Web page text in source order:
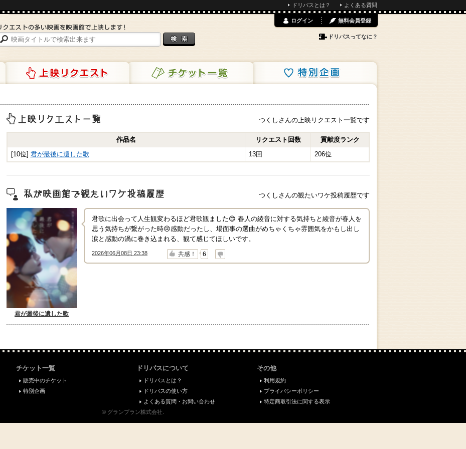
ドリパスとは？ よくある質問
上映リクエスト チケット一覧 特別企画
ログイン 無料会員登録
ドリパスってなに？
上映リクエスト一覧
つくしさんの上映リクエスト一覧です
作品名 リクエスト回数
貢献度ランク
[10位] 君が最後に遺した歌 13回 206位
"映画館で観たいワケ"投稿履歴
つくしさんの観たいワケ投稿履歴です
君が最後に遺した歌
君歌に出会って人生観変わるほど君歌観ました😊 春人の綾音に対する気持ちと綾音が春人を
思う気持ちが繋がった時😢感動だったし、場面事の選曲がめちゃくちゃ雰囲気をかもし出し
涙と感動の渦に巻き込まれる、観て感じてほしいです。
2026年06月08日 23:38
↑ 共感！ 6
↓
チケット一覧
販売中のチケット
特別企画
ドリパスについて
ドリパスとは？
ドリパスの使い方
よくある質問・お問い合わせ
その他
利用規約
プライバシーポリシー
特定商取引法に関する表示
© グランプラン株式会社.